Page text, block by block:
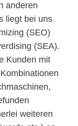
anderen
liegt bei uns
(SEO)
(SEA).
Kunden mit
weiteren